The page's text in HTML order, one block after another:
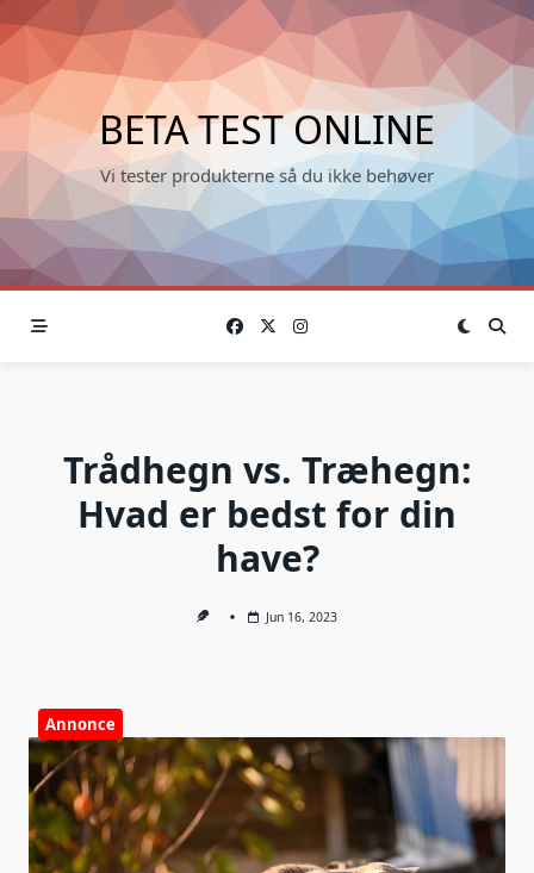
Skip
to
content
BETA TEST ONLINE
Vi tester produkterne så du ikke behøver
Trådhegn vs. Træhegn:
Hvad er bedst for din
have?
Jun 16, 2023
Annonce